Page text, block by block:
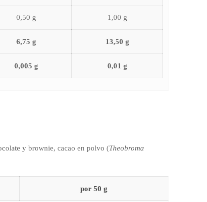
0,50 g 1,00 g
6,75 g 13,50 g
0,005 g 0,01 g
y brownie, cacao en polvo (Theobroma
por 50 g